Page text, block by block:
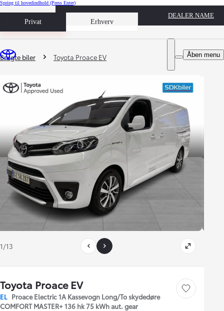
Spring til hovedindhold (Press Enter)
Privat Erhverv
Book prøvetur
DEALER NAME
Åben menu
Du er her
Brugte biler Toyota Proace EV
1/13
Toyota Proace EV
EL Proace Electric 1A Kassevogn Long/To skydedøre
COMFORT MASTER+ 136 hk 75 kWh aut. gear
Gem bil